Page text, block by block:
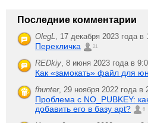
Последние комментарии
OlegL, 17 декабря 2023 года
Перекличка 21
REDkiy, 8 июня 2023 года в
Как «замокать» файл для
fhunter, 29 ноября 2022 года в
Проблема с NO_PUBKEY:
добавить его в базу apt?
6